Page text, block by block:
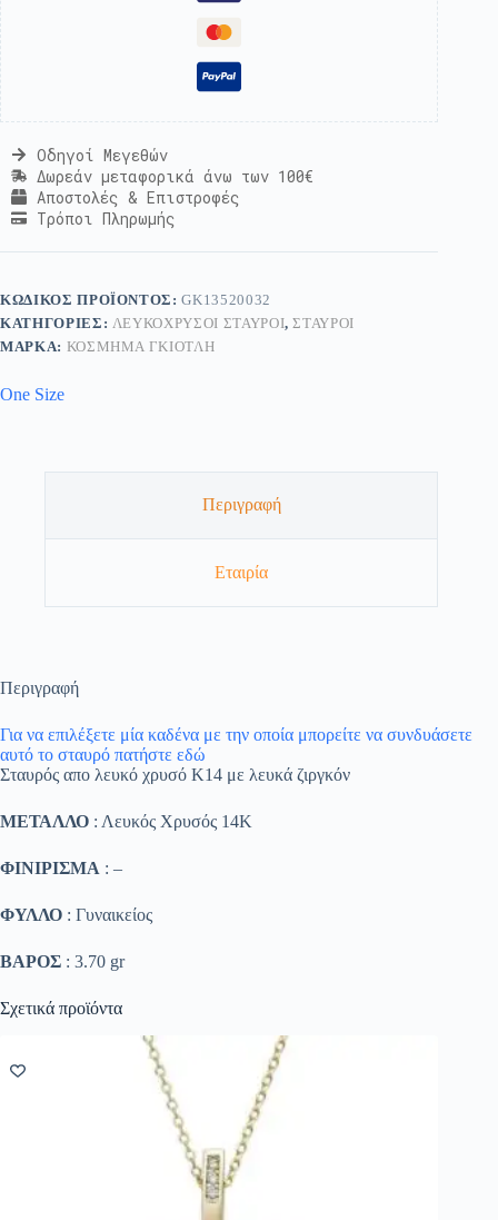
Οδηγοί Μεγεθών
Δωρεάν μεταφορικά άνω των 100€
Αποστολές & Επιστροφές
Τρόποι Πληρωμής
ΚΩΔΙΚΌΣ ΠΡΟΪΌΝΤΟΣ:GK13520032
ΚΑΤΗΓΟΡΊΕΣ: ΛΕΥΚΌΧΡΥΣΟΙ ΣΤΑΥΡΟΊ,ΣΤΑΥΡΟΊ
ΜΆΡΚΑ: ΚΟΣΜΗΜΑ ΓΚΙΟΤΛΗ
One Size
Περιγραφή
Εταιρία
Περιγραφή
Για να επιλέξετε μία καδένα με την οποία μπορείτε να συνδυάσετε
αυτό το σταυρό πατήστε εδώ
Σταυρός απο λευκό χρυσό Κ14 με λευκά ζιργκόν
ΜΕΤΑΛΛΟ : Λευκός Χρυσός 14K
ΦΙΝΙΡΙΣΜΑ : –
ΦΥΛΛΟ : Γυναικείος
ΒΑΡΟΣ : 3.70 gr
Σχετικά προϊόντα